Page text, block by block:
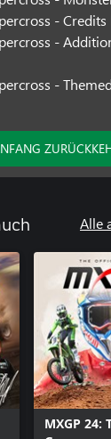
-
-
-
Alle
MXGP 24: